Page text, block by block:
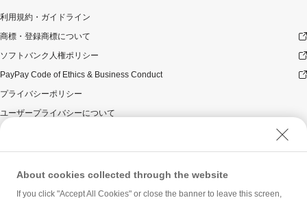
テムにてユーザーごとに計算されます。
本キャンペーンの対象となった加盟店との契約の一部に
ついて取消し、無効または解除（合意解除を含み、以下
「取消し等」といいます。）となった場合、理由の如何
にかかわらず、また返金の有無にかかわらず、当該取消
し等の対象決済についてのPayPayボーナスの付与は全て
本キャンペーンの対象となった加盟店との契約について
取消し等となった場合、理由の如何にかかわらず、また
返金の有無にかかわらず、「キャンペーン期間中の付与
合計」は、当該取消し等となった時点から将来に向かっ
の付与合計」が100,000円相当に到達して以降に取消し等
を行った方が、当該取消し等の前に、PayPay決済をして
利用規約・ガイドライン
商標・登録商標について
ソフトバンク人権ポリシー
PayPay Code of Ethics & Business Conduct
プライバシーポリシー
ユーザープライバシーについて
ウェブサイト利用規約
反社会的勢力に対する方針
勧誘方針
About cookies collected through the website
If you click "Accept All Cookies" or close the banner to leave this screen,